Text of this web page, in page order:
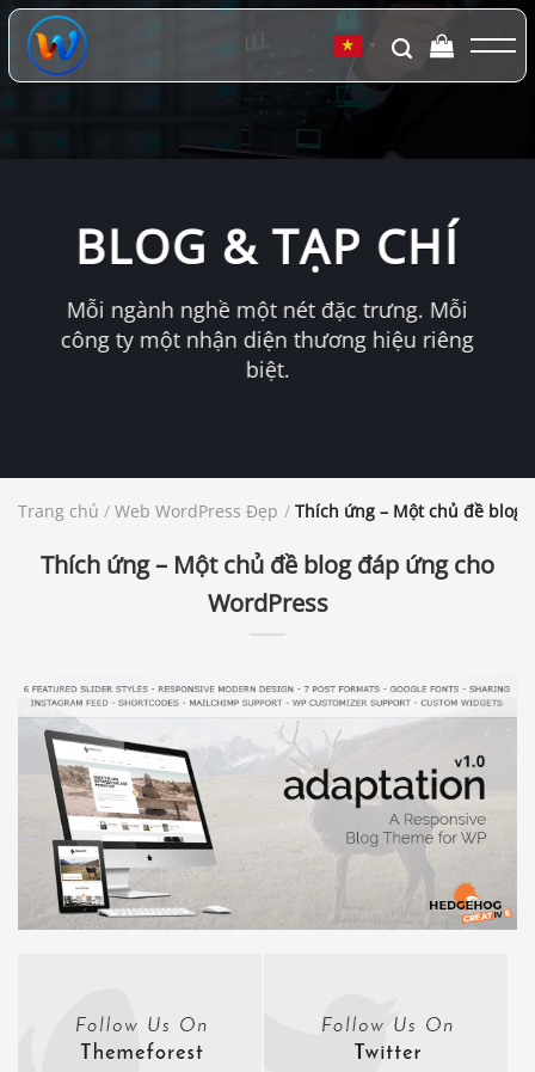
Chuyển
đến
dung
▼
BLOG & TẠP CHÍ
Mỗi ngành nghề một nét đặc trưng. Mỗi
công ty một nhận diện thương hiệu riêng
biệt.
Trang chủ / Web WordPress Đẹp / Thích ứng – Một chủ đề blog
Thích ứng – Một chủ đề blog đáp ứng cho
WordPress